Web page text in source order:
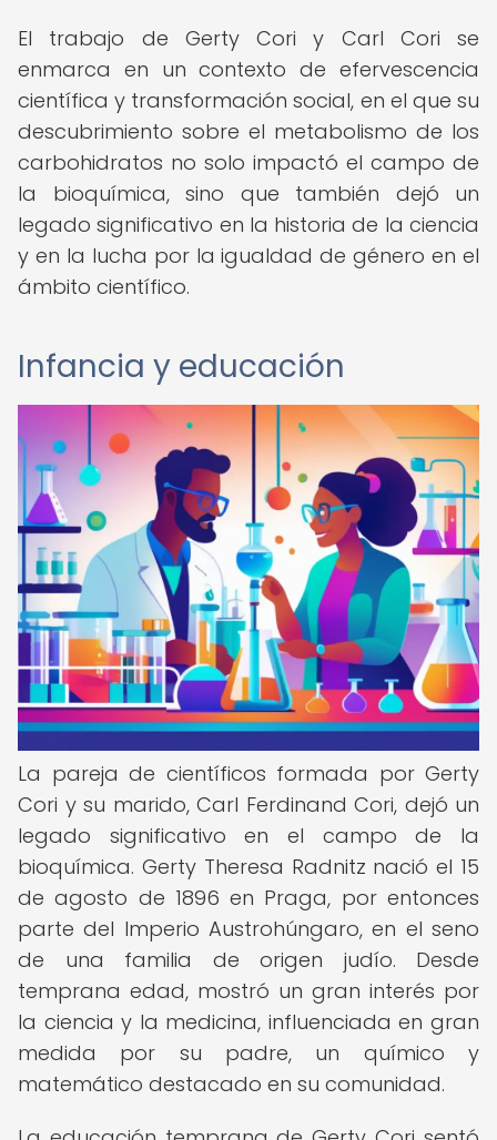
El trabajo de Gerty Cori y Carl Cori se
enmarca en un contexto de efervescencia
científica y transformación social, en el que su
descubrimiento sobre el metabolismo de los
carbohidratos no solo impactó el campo de
la bioquímica, sino que también dejó un
legado significativo en la historia de la ciencia
y en la lucha por la igualdad de género en el
ámbito científico.
Infancia y educación
La pareja de científicos formada por Gerty
Cori y su marido, Carl Ferdinand Cori, dejó un
legado significativo en el campo de la
bioquímica. Gerty Theresa Radnitz nació el 15
de agosto de 1896 en Praga, por entonces
parte del Imperio Austrohúngaro, en el seno
de una familia de origen judío. Desde
temprana edad, mostró un gran interés por
la ciencia y la medicina, influenciada en gran
medida por su padre, un químico y
matemático destacado en su comunidad.